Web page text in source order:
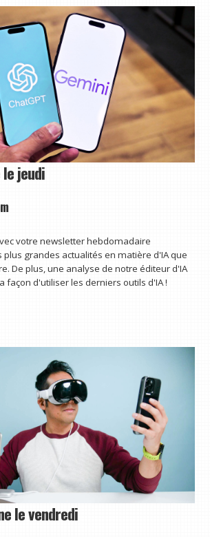
jeudi
votre newsletter hebdomadaire
grandes actualités en matière d'IA que
De plus, une analyse de notre éditeur d'IA
façon d'utiliser les derniers outils d'IA !
le vendredi